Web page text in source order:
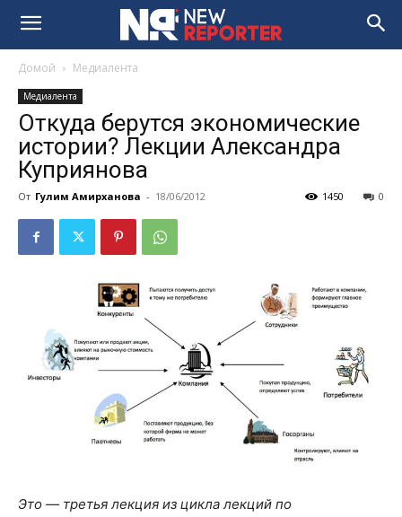
Домой Медиалента
Медиалента
Откуда берутся экономические
истории? Лекции Александра
Куприянова
От Гулим Амирханова - 18/06/2012 0
1450
Это — третья лекция из цикла лекций по